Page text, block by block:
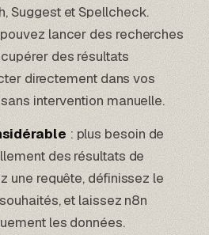
Suggest et Spellcheck.
lancer des recherches
des résultats
directement dans vos
intervention manuelle.
: plus besoin de
des résultats de
une requête, définissez le
et laissez n8n
les données.